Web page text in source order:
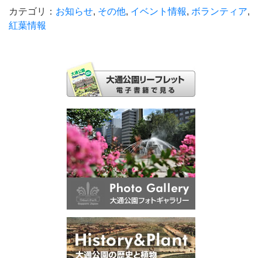
カテゴリ： お知らせ, その他, イベント情報, ボランティア,
紅葉情報